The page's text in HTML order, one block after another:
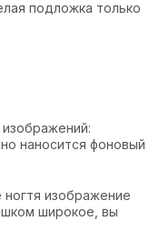
подложка только
наносится фоновый
изображение
широкое, вы